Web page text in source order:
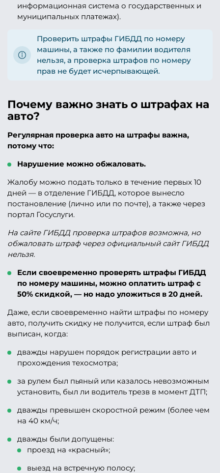
информационная система о государственных и
муниципальных платежах).
Проверить штрафы ГИБДД по номеру
машины, а также по фамилии водителя
нельзя, а проверка штрафов по номеру
прав не будет исчерпывающей.
Почему важно знать о штрафах на
авто?
Регулярная проверка авто на штрафы важна,
потому что:
Нарушение можно обжаловать.
Жалобу можно подать только в течение первых 10
дней — в отделение ГИБДД, которое вынесло
постановление (лично или по почте), а также через
портал Госуслуги.
На сайте ГИБДД проверка штрафов возможна, но
обжаловать штраф через официальный сайт ГИБДД
нельзя.
Если своевременно проверять штрафы ГИБДД
по номеру машины, можно оплатить штраф с
50% скидкой, — но надо уложиться в 20 дней.
Даже, если своевременно найти штрафы по номеру
авто, получить скидку не получится, если штраф был
выписан, когда:
дважды нарушен порядок регистрации авто и
прохождения техосмотра;
за рулем был пьяный или казалось невозможным
установить, был ли водитель трезв в момент ДТП;
дважды превышен скоростной режим (более чем
на 40 км/ч;
дважды были допущены:
проезд на «красный»;
выезд на встречную полосу;